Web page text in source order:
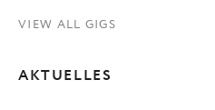
VIEW ALL GIGS
AKTUELLES